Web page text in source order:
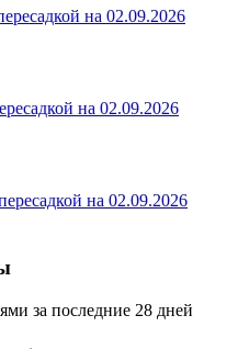
на 02.09.2026
на 02.09.2026
на 02.09.2026
за последние 28 дней